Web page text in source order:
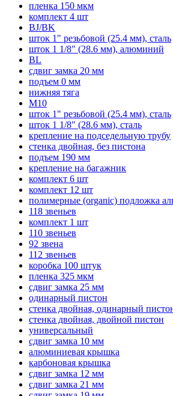
пленка 150 мкм
комплект 4 шт
BJ/BK
шток 1" резьбовой (25.4 мм), сталь
шток 1 1/8" (28.6 мм), алюминий
BL
сдвиг замка 20 мм
подъем 0 мм
нижняя тяга
M10
шток 1" резьбовой (25.4 мм), сталь
шток 1 1/8" (28.6 мм), сталь
крепление на подседельную трубу
стенка двойная, без пистона
подъем 190 мм
крепление на багажник
комплект 6 шт
комплект 12 шт
полимерные (organic) подложка
118 звеньев
комплект 1 шт
110 звеньев
92 звена
112 звеньев
коробка 100 штук
пленка 325 мкм
сдвиг замка 25 мм
одинарный пистон
стенка двойная, одинарный
стенка двойная, двойной пистон
универсальный
сдвиг замка 10 мм
алюминиевая крышка
карбоновая крышка
сдвиг замка 12 мм
сдвиг замка 21 мм